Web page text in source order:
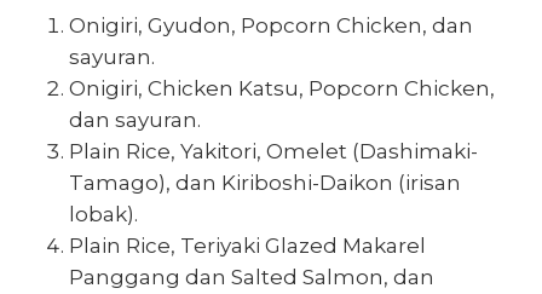
Onigiri, Gyudon, Popcorn Chicken, dan
sayuran.
Onigiri, Chicken Katsu, Popcorn Chicken,
dan sayuran.
Plain Rice, Yakitori, Omelet (Dashimaki-
Tamago), dan Kiriboshi-Daikon (irisan
lobak).
Plain Rice, Teriyaki Glazed Makarel
Panggang dan Salted Salmon, dan